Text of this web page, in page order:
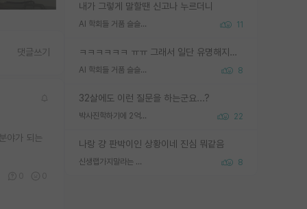
내가 그렇게 말할땐 신고나 누르더니
AI 학회들 거품 슬슬 지적이 나오네요 11
ㅋㅋㅋㅋㅋㅋ ㅠㅠ 그래서 일단 유명해지는게 중요한거같습니다
AI 학회들 거품 슬슬 지적이 나오네요 8
32살에도 이런 질문을 하는군요...?
박사진학하기에 2억은 괜찮은 (?) 정도의 경제력인가요 22
나랑 걍 판박이인 상황이네 진심 뭐같음
신생랩가지말라는 이유가 있었구나 8
댓글쓰기
야가 되는